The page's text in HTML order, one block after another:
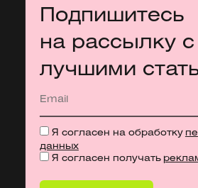
Подпишитесь
на рассылку с
лучшими
Я согласен на обработку
данных
Я согласен получать